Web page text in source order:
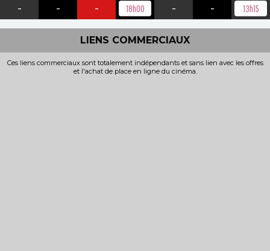
-
- - 18h00 - - 13h15
LIENS COMMERCIAUX
Ces liens commerciaux sont totalement indépendants et sans lien avec les offres
et l'achat de place en ligne du cinéma.